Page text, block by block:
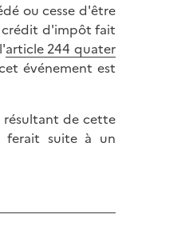
ou cesse d'être
crédit d'impôt fait
article 244 quater
événement est
de cette
ferait suite à un